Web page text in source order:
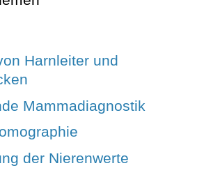
Harnleiter und
Mammadiagnostik
der Nierenwerte